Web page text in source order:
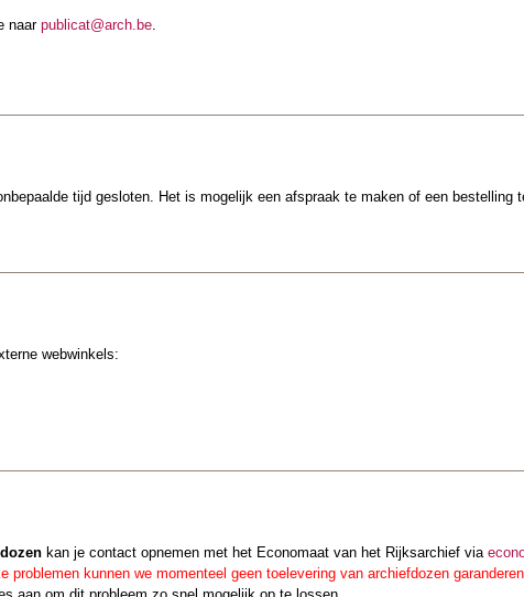
naar publicat@arch.be.
tijd gesloten. Het is mogelijk een afspraak te maken of een bestelling
webwinkels:
kan je contact opnemen met het Economaat van het Rijksarchief via
problemen kunnen we momenteel geen toelevering van archiefdozen garanderen